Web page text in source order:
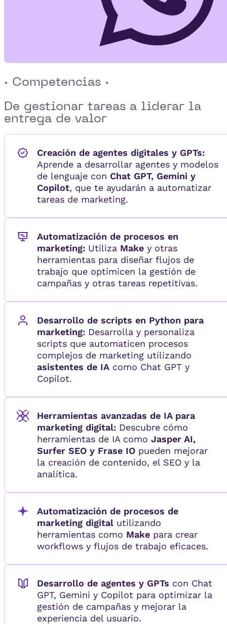
· Competencias ·
De gestionar tareas a liderar la
entrega de valor
Creación de agentes digitales y GPTs:
Aprende a desarrollar agentes y modelos
de lenguaje con Chat GPT, Gemini y
Copilot, que te ayudarán a automatizar
tareas de marketing.
Automatización de procesos en
marketing: Utiliza Make y otras
herramientas para diseñar flujos de
trabajo que optimicen la gestión de
campañas y otras tareas repetitivas.
Desarrollo de scripts en Python para
marketing: Desarrolla y personaliza
scripts que automaticen procesos
complejos de marketing utilizando
asistentes de IA como Chat GPT y
Copilot.
Herramientas avanzadas de IA para
marketing digital: Descubre cómo
herramientas de IA como Jasper AI,
Surfer SEO y Frase IO pueden mejorar
la creación de contenido, el SEO y la
analítica.
Automatización de procesos de
marketing digital utilizando
herramientas como Make para crear
workflows y flujos de trabajo eficaces.
Desarrollo de agentes y GPTs con Chat
GPT, Gemini y Copilot para optimizar la
gestión de campañas y mejorar la
experiencia del usuario.